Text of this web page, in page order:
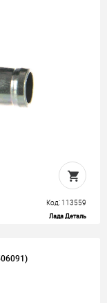
Код: 113559
Лада Деталь